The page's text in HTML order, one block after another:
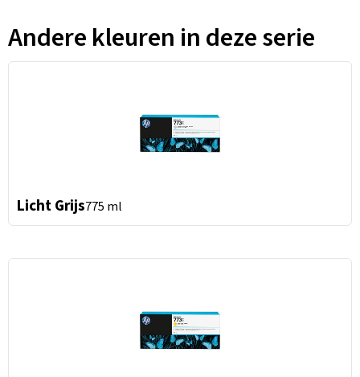
Andere kleuren in deze serie
Licht Grijs775 ml